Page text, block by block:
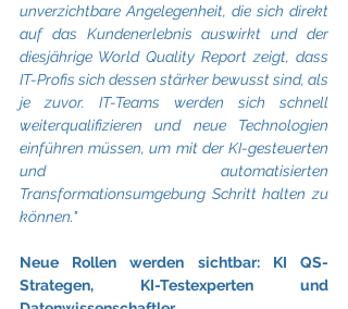
unverzichtbare Angelegenheit, die sich direkt
auf das Kundenerlebnis auswirkt und der
diesjährige World Quality Report zeigt, dass
IT-Profis sich dessen stärker bewusst sind, als
je zuvor. IT-Teams werden sich schnell
weiterqualifizieren und neue Technologien
einführen müssen, um mit der KI-gesteuerten
und automatisierten
Transformationsumgebung Schritt halten zu
können."
Neue Rollen werden sichtbar: KI QS-
Strategen, KI-Testexperten und